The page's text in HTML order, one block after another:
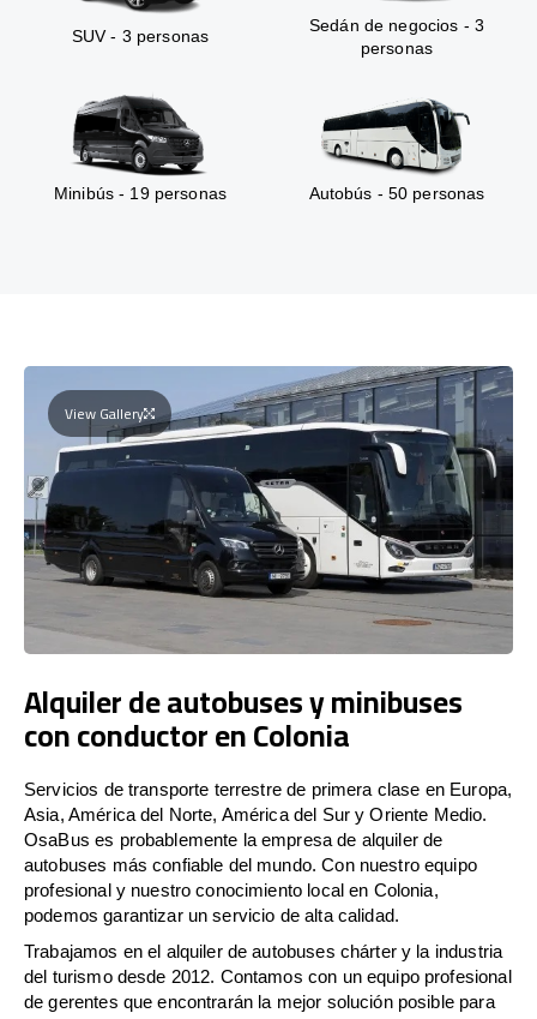
SUV - 3 personas
Sedán de negocios - 3
personas
Minibús - 19 personas Autobús - 50 personas
View Gallery
Alquiler de autobuses y minibuses
con conductor en Colonia
Servicios de transporte terrestre de primera clase en Europa,
Asia, América del Norte, América del Sur y Oriente Medio.
OsaBus es probablemente la empresa de alquiler de
autobuses más confiable del mundo. Con nuestro equipo
profesional y nuestro conocimiento local en Colonia,
podemos garantizar un servicio de alta calidad.
Trabajamos en el alquiler de autobuses chárter y la industria
del turismo desde 2012. Contamos con un equipo profesional
de gerentes que encontrarán la mejor solución posible para